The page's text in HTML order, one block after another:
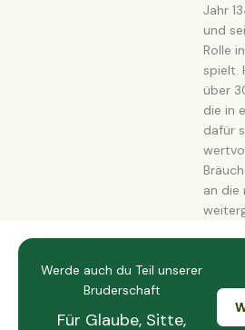
Jahr
und
Rolle
spielt.
über
die in
dafür
an die
Werde auch du Teil unserer
Bruderschaft
Für Glaube, Sitte,